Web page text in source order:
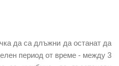
да са длъжни да останат да
период от време - между 3